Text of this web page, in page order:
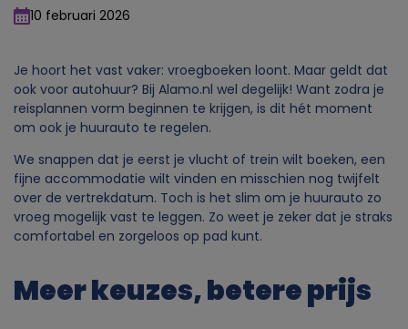
10 februari 2026
Je hoort het vast vaker: vroegboeken loont. Maar geldt dat
ook voor autohuur? Bij Alamo.nl wel degelijk! Want zodra je
reisplannen vorm beginnen te krijgen, is dit hét moment
om ook je huurauto te regelen.
We snappen dat je eerst je vlucht of trein wilt boeken, een
fijne accommodatie wilt vinden en misschien nog twijfelt
over de vertrekdatum. Toch is het slim om je huurauto zo
vroeg mogelijk vast te leggen. Zo weet je zeker dat je straks
comfortabel en zorgeloos op pad kunt.
Meer keuzes, betere prijs